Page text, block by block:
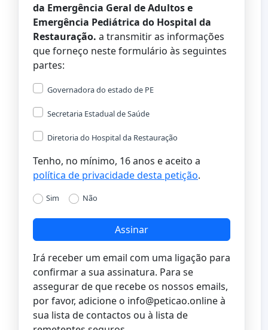
da Emergência Geral de Adultos e
Emergência Pediátrica do Hospital da
Restauração. a transmitir as informações
que forneço neste formulário às seguintes
partes:
Governadora do estado de PE
Secretaria Estadual de Saúde
Diretoria do Hospital da Restauração
Tenho, no mínimo, 16 anos e aceito a
política de privacidade desta petição.
Sim Não
Assinar
Irá receber um email com uma ligação para
confirmar a sua assinatura. Para se
assegurar de que recebe os nossos emails,
por favor, adicione o info@peticao.onlineà
sua lista de contactos ou à lista de